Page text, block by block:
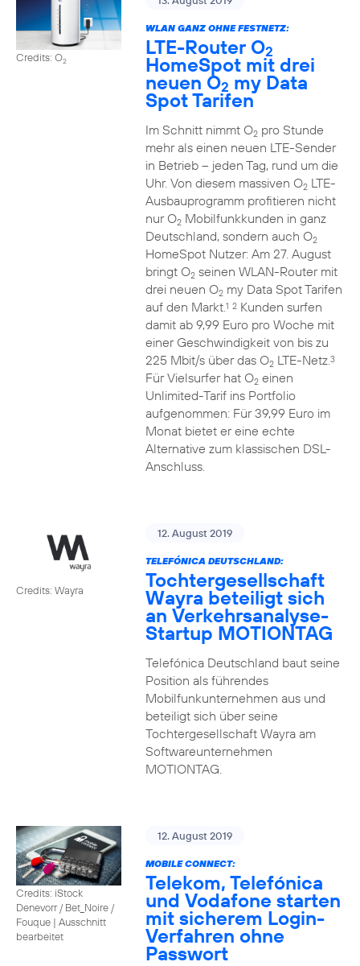
Credits: O2
WLAN GANZ OHNE FESTNETZ:
LTE-Router O2
HomeSpot mit drei
neuen O2 my Data
Spot Tarifen
Im Schnitt nimmt O2pro Stunde
mehr als einen neuen LTE-Sender
in Betrieb – jeden Tag, rund um die
Uhr. Von diesem massiven O2LTE-
Ausbauprogramm profitieren nicht
nur O2Mobilfunkkunden in ganz
Deutschland, sondern auch O2
HomeSpot Nutzer: Am 27. August
bringt O2seinen WLAN-Router mit
drei neuen O2my Data Spot Tarifen
auf den Markt.1 2Kunden surfen
damit ab 9,99 Euro pro Woche mit
einer Geschwindigkeit von bis zu
225 Mbit/s über das O2LTE-Netz.3
Für Vielsurfer hat O2einen
Unlimited-Tarif ins Portfolio
aufgenommen: Für 39,99 Euro im
Monat bietet er eine echte
Alternative zum klassischen DSL-
Anschluss.
Credits: Wayra
12. August 2019
TELEFÓNICA DEUTSCHLAND:
Tochtergesellschaft
Wayra beteiligt sich
an Verkehrsanalyse-
Startup MOTIONTAG
Telefónica Deutschland baut seine
Position als führendes
Mobilfunkunternehmen aus und
beteiligt sich über seine
Tochtergesellschaft Wayra am
Softwareunternehmen
MOTIONTAG.
Credits: iStock
Denevorr / Bet_Noire /
Fouque | Ausschnitt
bearbeitet
12. August 2019
MOBILE CONNECT:
Telekom, Telefónica
und Vodafone starten
mit sicherem Login-
Verfahren ohne
Passwort